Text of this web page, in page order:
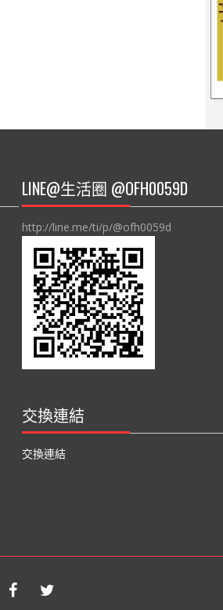
LINE@生活圈 @OFH0059D
http://line.me/ti/p/@ofh0059d
交換連結
交換連結